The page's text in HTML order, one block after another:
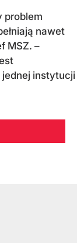
problem
nawet
MSZ. –
jednej instytucji